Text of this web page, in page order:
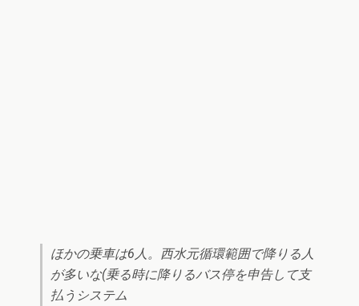
ほかの乗車は6人。西水元循環範囲で降りる人
が多いな(乗る時に降りるバス停を申告して支
払うシステム